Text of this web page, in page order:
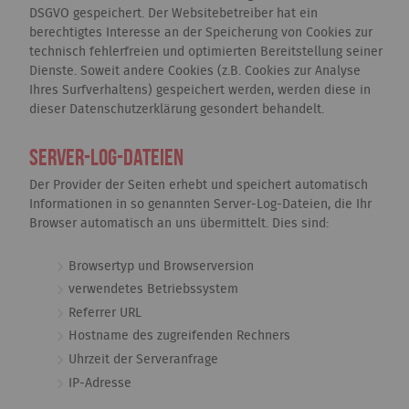
DSGVO gespeichert. Der Websitebetreiber hat ein
berechtigtes Interesse an der Speicherung von Cookies zur
technisch fehlerfreien und optimierten Bereitstellung seiner
Dienste. Soweit andere Cookies (z.B. Cookies zur Analyse
Ihres Surfverhaltens) gespeichert werden, werden diese in
dieser Datenschutzerklärung gesondert behandelt.
Server-Log-Dateien
Der Provider der Seiten erhebt und speichert automatisch
Informationen in so genannten Server-Log-Dateien, die Ihr
Browser automatisch an uns übermittelt. Dies sind:
Browsertyp und Browserversion
verwendetes Betriebssystem
Referrer URL
Hostname des zugreifenden Rechners
Uhrzeit der Serveranfrage
IP-Adresse